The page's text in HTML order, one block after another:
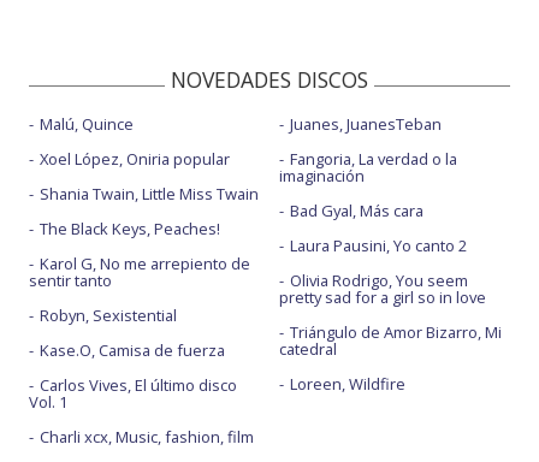
NOVEDADES DISCOS
Malú, Quince
Xoel López, Oniria popular
Shania Twain, Little Miss Twain
The Black Keys, Peaches!
Karol G, No me arrepiento de
sentir tanto
Robyn, Sexistential
Kase.O, Camisa de fuerza
Carlos Vives, El último disco
Vol. 1
Charli xcx, Music, fashion, film
Juanes, JuanesTeban
Fangoria, La verdad o la
imaginación
Bad Gyal, Más cara
Laura Pausini, Yo canto 2
Olivia Rodrigo, You seem
pretty sad for a girl so in love
Triángulo de Amor Bizarro, Mi
catedral
Loreen, Wildfire